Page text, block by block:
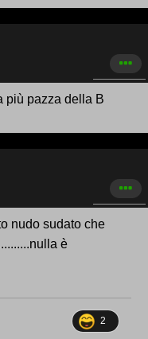
più pazza della B
nudo sudato che
è
2